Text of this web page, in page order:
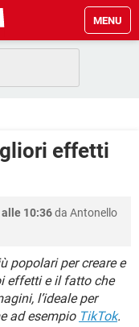
MENU
10
10
10
effetti
10:36da Antonello
popolari per creare e
effetti e il fatto che
l’ideale per
ad esempio TikTok.